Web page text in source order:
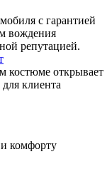
с гарантией
вождения
репутацией.
комфорту